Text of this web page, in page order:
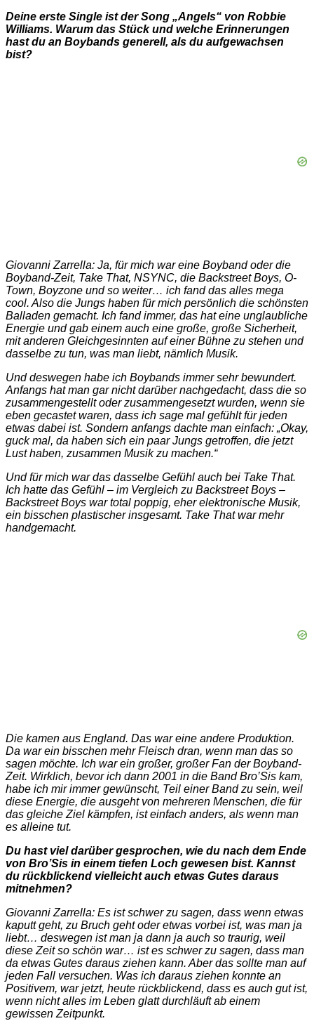
Deine erste Single ist der Song „Angels“ von Robbie
Williams. Warum das Stück und welche Erinnerungen
hast du an Boybands generell, als du aufgewachsen
bist?
Giovanni Zarrella: Ja, für mich war eine Boyband oder die
Boyband-Zeit, Take That, NSYNC, die Backstreet Boys, O-
Town, Boyzone und so weiter… ich fand das alles mega
cool. Also die Jungs haben für mich persönlich die schönsten
Balladen gemacht. Ich fand immer, das hat eine unglaubliche
Energie und gab einem auch eine große, große Sicherheit,
mit anderen Gleichgesinnten auf einer Bühne zu stehen und
dasselbe zu tun, was man liebt, nämlich Musik.
Und deswegen habe ich Boybands immer sehr bewundert.
Anfangs hat man gar nicht darüber nachgedacht, dass die so
zusammengestellt oder zusammengesetzt wurden, wenn sie
eben gecastet waren, dass ich sage mal gefühlt für jeden
etwas dabei ist. Sondern anfangs dachte man einfach: „Okay,
guck mal, da haben sich ein paar Jungs getroffen, die jetzt
Lust haben, zusammen Musik zu machen.“
Und für mich war das dasselbe Gefühl auch bei Take That.
Ich hatte das Gefühl – im Vergleich zu Backstreet Boys –
Backstreet Boys war total poppig, eher elektronische Musik,
ein bisschen plastischer insgesamt. Take That war mehr
handgemacht.
Die kamen aus England. Das war eine andere Produktion.
Da war ein bisschen mehr Fleisch dran, wenn man das so
sagen möchte. Ich war ein großer, großer Fan der Boyband-
Zeit. Wirklich, bevor ich dann 2001 in die Band Bro’Sis kam,
habe ich mir immer gewünscht, Teil einer Band zu sein, weil
diese Energie, die ausgeht von mehreren Menschen, die für
das gleiche Ziel kämpfen, ist einfach anders, als wenn man
es alleine tut.
Du hast viel darüber gesprochen, wie du nach dem Ende
von Bro’Sis in einem tiefen Loch gewesen bist. Kannst
du rückblickend vielleicht auch etwas Gutes daraus
mitnehmen?
Giovanni Zarrella: Es ist schwer zu sagen, dass wenn etwas
kaputt geht, zu Bruch geht oder etwas vorbei ist, was man ja
liebt… deswegen ist man ja dann ja auch so traurig, weil
diese Zeit so schön war… ist es schwer zu sagen, dass man
da etwas Gutes daraus ziehen kann. Aber das sollte man auf
jeden Fall versuchen. Was ich daraus ziehen konnte an
Positivem, war jetzt, heute rückblickend, dass es auch gut ist,
wenn nicht alles im Leben glatt durchläuft ab einem
gewissen Zeitpunkt.